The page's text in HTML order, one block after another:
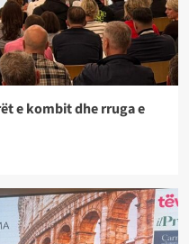
e kombit dhe rruga e